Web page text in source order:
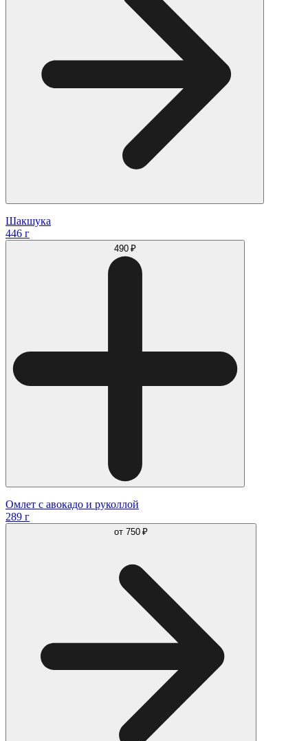
Шакшука
446 г
490 ₽
Омлет с авокадо и руколлой
289 г
от 750 ₽